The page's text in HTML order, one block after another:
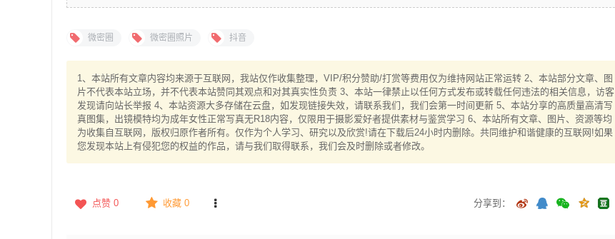
微密圈 微密圈照片 抖音
1、本站所有文章内容均来源于互联网，我站仅作收集整理，VIP/积分赞助/打赏等费用仅为维持网站正常运转 2、本站部分文章、图
片不代表本站立场，并不代表本站赞同其观点和对其真实性负责 3、本站一律禁止以任何方式发布或转载任何违法的相关信息，访客
发现请向站长举报 4、本站资源大多存储在云盘，如发现链接失效，请联系我们，我们会第一时间更新 5、本站分享的高质量高清写
真图集，出镜模特均为成年女性正常写真无R18内容，仅限用于摄影爱好者提供素材与鉴赏学习 6、本站所有文章、图片、资源等均
为收集自互联网，版权归原作者所有。仅作为个人学习、研究以及欣赏!请在下载后24小时内删除。共同维护和谐健康的互联网!如果
您发现本站上有侵犯您的权益的作品，请与我们取得联系，我们会及时删除或者修改。
点赞 0 收藏 0 分享到：